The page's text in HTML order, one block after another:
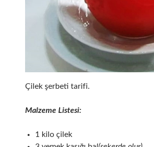
Çilek şerbeti tarifi.
Malzeme Listesi:
1 kilo çilek